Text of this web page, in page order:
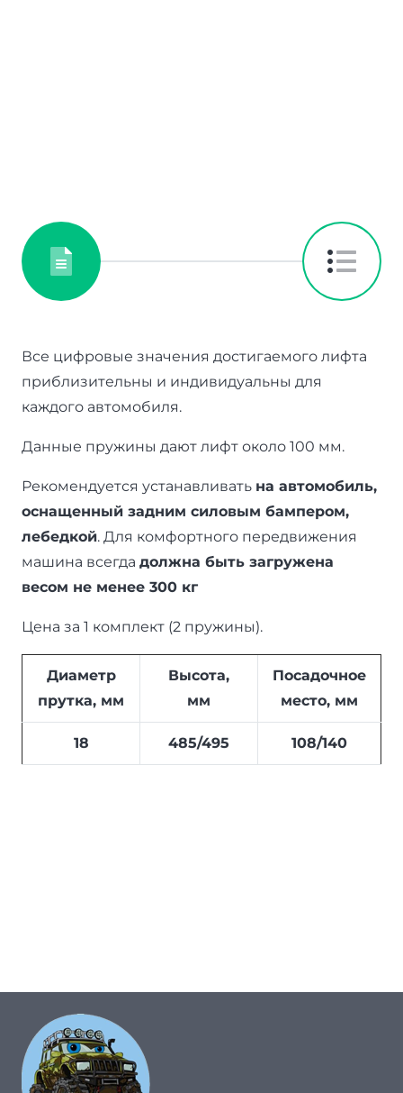
Все цифровые значения достигаемого лифта
приблизительны и индивидуальны для
каждого автомобиля.
Данные пружины дают лифт около 100 мм.
Рекомендуется устанавливать на автомобиль,
оснащенный задним силовым бампером,
лебедкой. Для комфортного передвижения
машина всегда должна быть загружена
весом не менее 300 кг
Цена за 1 комплект (2 пружины).
Диаметр
прутка, мм
Высота,
мм
Посадочное
место, мм
18 485/495 108/140